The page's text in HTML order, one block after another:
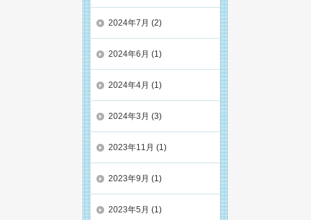
2024年7月 (2)
2024年6月 (1)
2024年4月 (1)
2024年3月 (3)
2023年11月 (1)
2023年9月 (1)
2023年5月 (1)